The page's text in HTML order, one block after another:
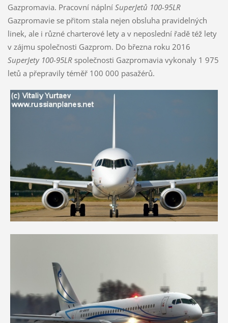
Gazpromavia. Pracovní náplní SuperJetů 100-95LR
Gazpromavie se přitom stala nejen obsluha pravidelných
linek, ale i různé charterové lety a v neposlední řadě též lety
v zájmu společnosti Gazprom. Do března roku 2016
SuperJety 100-95LRspolečnosti Gazpromavia vykonaly 1 975
letů a přepravily téměř 100 000 pasažérů.